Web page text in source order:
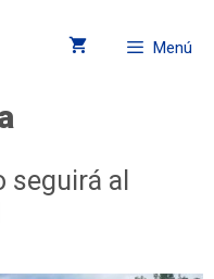
Menú
seguirá al